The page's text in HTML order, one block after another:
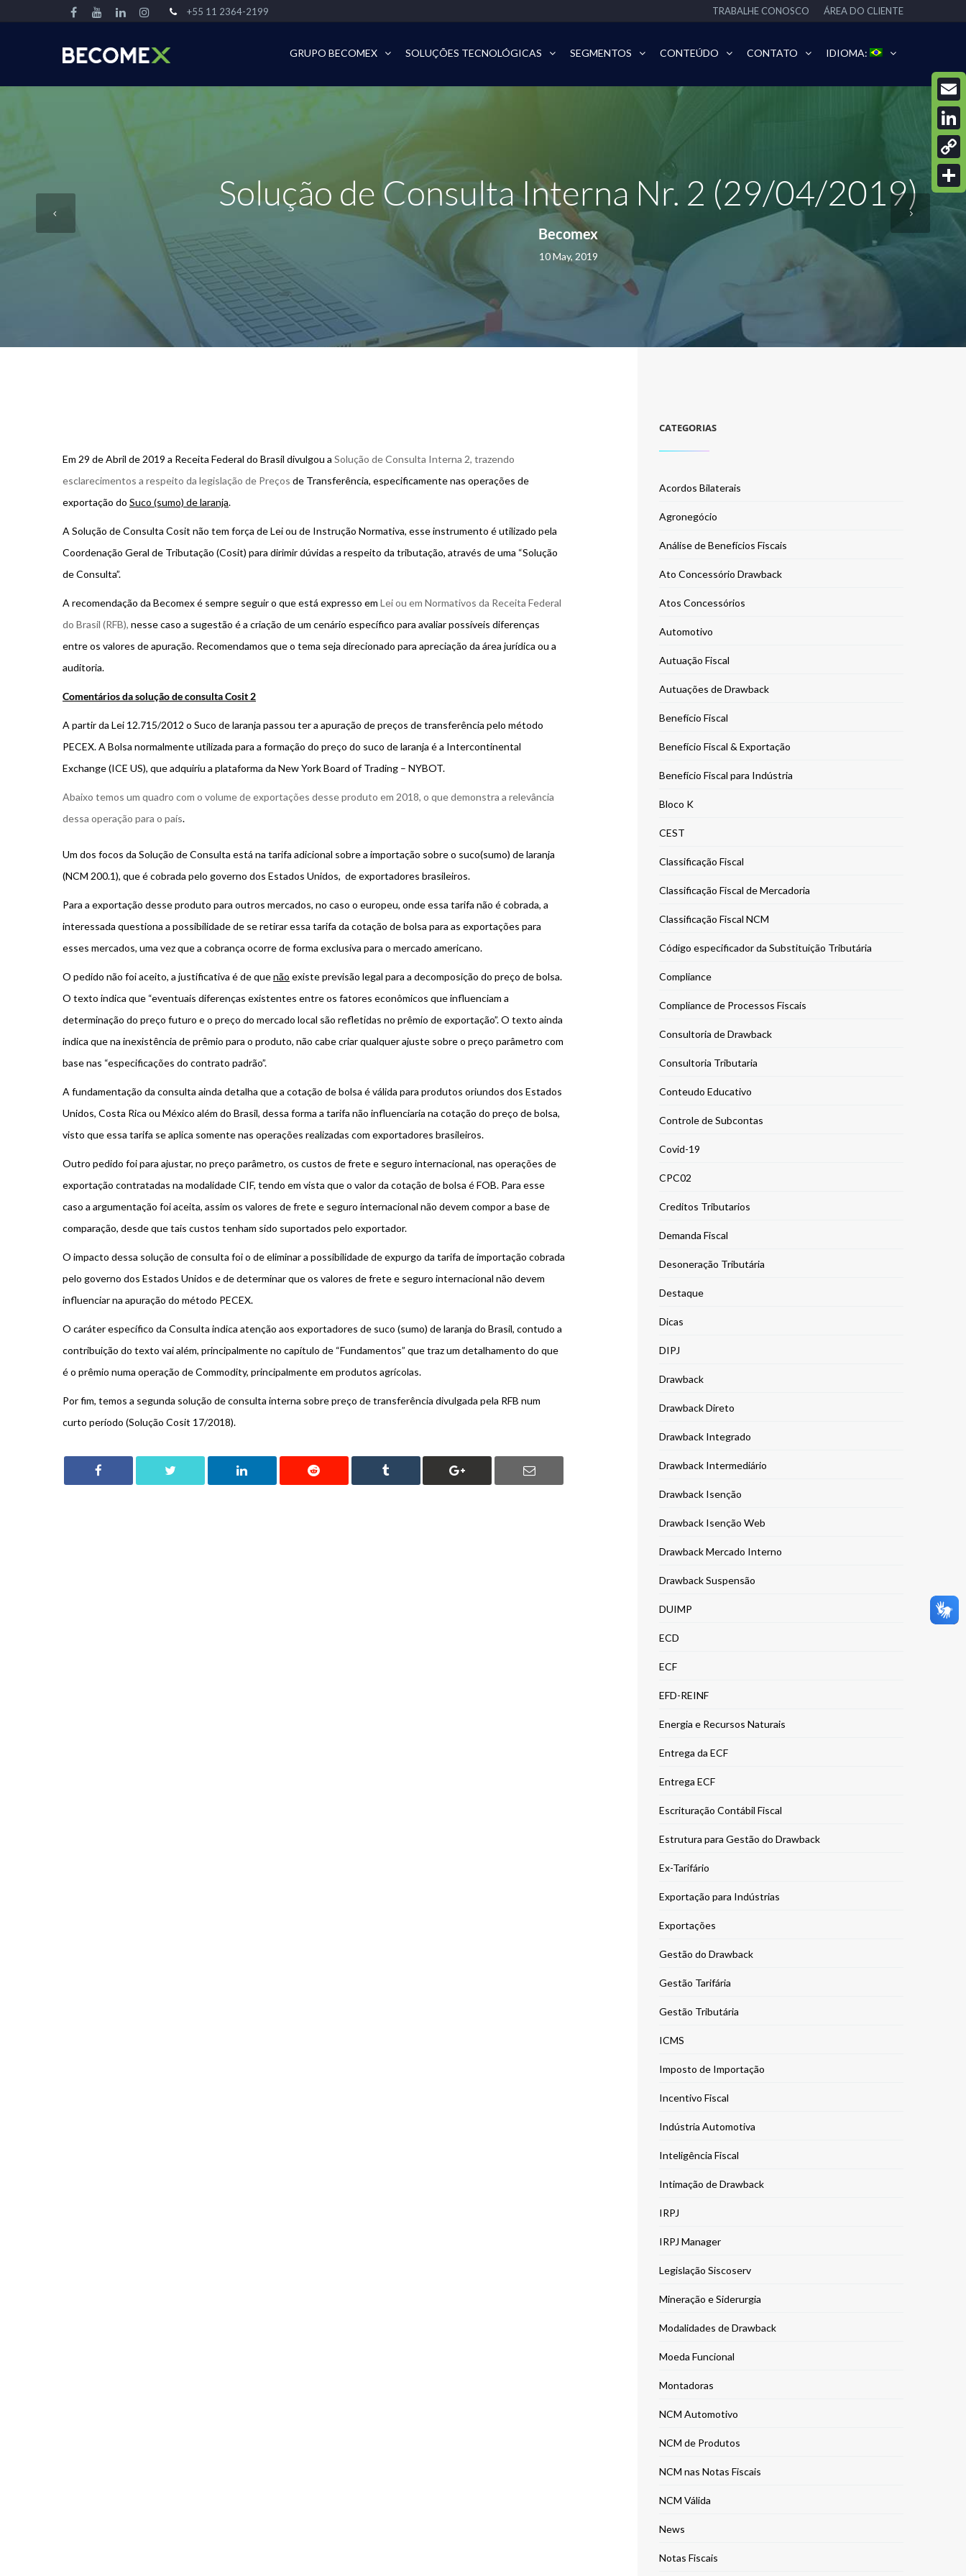
+55 11 2364-2199 TRABALHE CONOSCO ÁREA DO CLIENTE
GRUPO BECOMEX SOLUÇÕES TECNOLÓGICAS SEGMENTOS CONTEÚDO CONTATO IDIOMA:
Solução de Consulta Interna Nr. 2 (29/04/2019)
Becomex
10 May, 2019
Em 29 de Abril de 2019 a Receita Federal do Brasil divulgou a Solução de Consulta Interna 2, trazendo
esclarecimentos a respeito da legislação de Preços de Transferência, especificamente nas operações de
exportação do Suco (sumo) de laranja.
A Solução de Consulta Cosit não tem força de Lei ou de Instrução Normativa, esse instrumento é utilizado pela
Coordenação Geral de Tributação (Cosit) para dirimir dúvidas a respeito da tributação, através de uma “Solução
de Consulta”.
A recomendação da Becomex é sempre seguir o que está expresso em Lei ou em Normativos da Receita Federal
do Brasil (RFB), nesse caso a sugestão é a criação de um cenário específico para avaliar possíveis diferenças
entre os valores de apuração. Recomendamos que o tema seja direcionado para apreciação da área jurídica ou a
auditoria.
Comentários da solução de consulta Cosit 2
A partir da Lei 12.715/2012 o Suco de laranja passou ter a apuração de preços de transferência pelo método
PECEX. A Bolsa normalmente utilizada para a formação do preço do suco de laranja é a Intercontinental
Exchange (ICE US), que adquiriu a plataforma da New York Board of Trading – NYBOT.
Abaixo temos um quadro com o volume de exportações desse produto em 2018, o que demonstra a relevância
dessa operação para o país.
Um dos focos da Solução de Consulta está na tarifa adicional sobre a importação sobre o suco(sumo) de laranja
(NCM 200.1), que é cobrada pelo governo dos Estados Unidos, de exportadores brasileiros.
Para a exportação desse produto para outros mercados, no caso o europeu, onde essa tarifa não é cobrada, a
interessada questiona a possibilidade de se retirar essa tarifa da cotação de bolsa para as exportações para
esses mercados, uma vez que a cobrança ocorre de forma exclusiva para o mercado americano.
O pedido não foi aceito, a justificativa é de quenão existe previsão legal para a decomposição do preço de bolsa.
O texto indica que “eventuais diferenças existentes entre os fatores econômicos que influenciam a
determinação do preço futuro e o preço do mercado local são refletidas no prêmio de exportação”. O texto ainda
indica que na inexistência de prêmio para o produto, não cabe criar qualquer ajuste sobre o preço parâmetro com
base nas “especificações do contrato padrão”.
A fundamentação da consulta ainda detalha que a cotação de bolsa é válida para produtos oriundos dos Estados
Unidos, Costa Rica ou México além do Brasil, dessa forma a tarifa não influenciaria na cotação do preço de bolsa,
visto que essa tarifa se aplica somente nas operações realizadas com exportadores brasileiros.
Outro pedido foi para ajustar, no preço parâmetro, os custos de frete e seguro internacional, nas operações de
exportação contratadas na modalidade CIF, tendo em vista que o valor da cotação de bolsa é FOB. Para esse
caso a argumentação foi aceita, assim os valores de frete e seguro internacional não devem compor a base de
comparação, desde que tais custos tenham sido suportados pelo exportador.
O impacto dessa solução de consulta foi o de eliminar a possibilidade de expurgo da tarifa de importação cobrada
pelo governo dos Estados Unidos e de determinar que os valores de frete e seguro internacional não devem
influenciar na apuração do método PECEX.
O caráter específico da Consulta indica atenção aos exportadores de suco (sumo) de laranja do Brasil, contudo a
contribuição do texto vai além, principalmente no capítulo de “Fundamentos” que traz um detalhamento do que
é o prêmio numa operação de Commodity, principalmente em produtos agrícolas.
Por fim, temos a segunda solução de consulta interna sobre preço de transferência divulgada pela RFB num
curto período (Solução Cosit 17/2018).
CATEGORIAS
Acordos Bilaterais
Agronegócio
Análise de Benefícios Fiscais
Ato Concessório Drawback
Atos Concessórios
Automotivo
Autuação Fiscal
Autuações de Drawback
Benefício Fiscal
Benefício Fiscal & Exportação
Benefício Fiscal para Indústria
Bloco K
CEST
Classificação Fiscal
Classificação Fiscal de Mercadoria
Classificação Fiscal NCM
Código especificador da Substituição Tributária
Compliance
Compliance de Processos Fiscais
Consultoria de Drawback
Consultoria Tributaria
Conteudo Educativo
Controle de Subcontas
Covid-19
CPC02
Creditos Tributarios
Demanda Fiscal
Desoneração Tributária
Destaque
Dicas
DIPJ
Drawback
Drawback Direto
Drawback Integrado
Drawback Intermediário
Drawback Isenção
Drawback Isenção Web
Drawback Mercado Interno
Drawback Suspensão
DUIMP
ECD
ECF
EFD-REINF
Energia e Recursos Naturais
Entrega da ECF
Entrega ECF
Escrituração Contábil Fiscal
Estrutura para Gestão do Drawback
Ex-Tarifário
Exportação para Indústrias
Exportações
Gestão do Drawback
Gestão Tarifária
Gestão Tributária
ICMS
Imposto de Importação
Incentivo Fiscal
Indústria Automotiva
Inteligência Fiscal
Intimação de Drawback
IRPJ
IRPJ Manager
Legislação Siscoserv
Mineração e Siderurgia
Modalidades de Drawback
Moeda Funcional
Montadoras
NCM Automotivo
NCM de Produtos
NCM nas Notas Fiscais
NCM Válida
News
Notas Fiscais
Email
Copy
Link